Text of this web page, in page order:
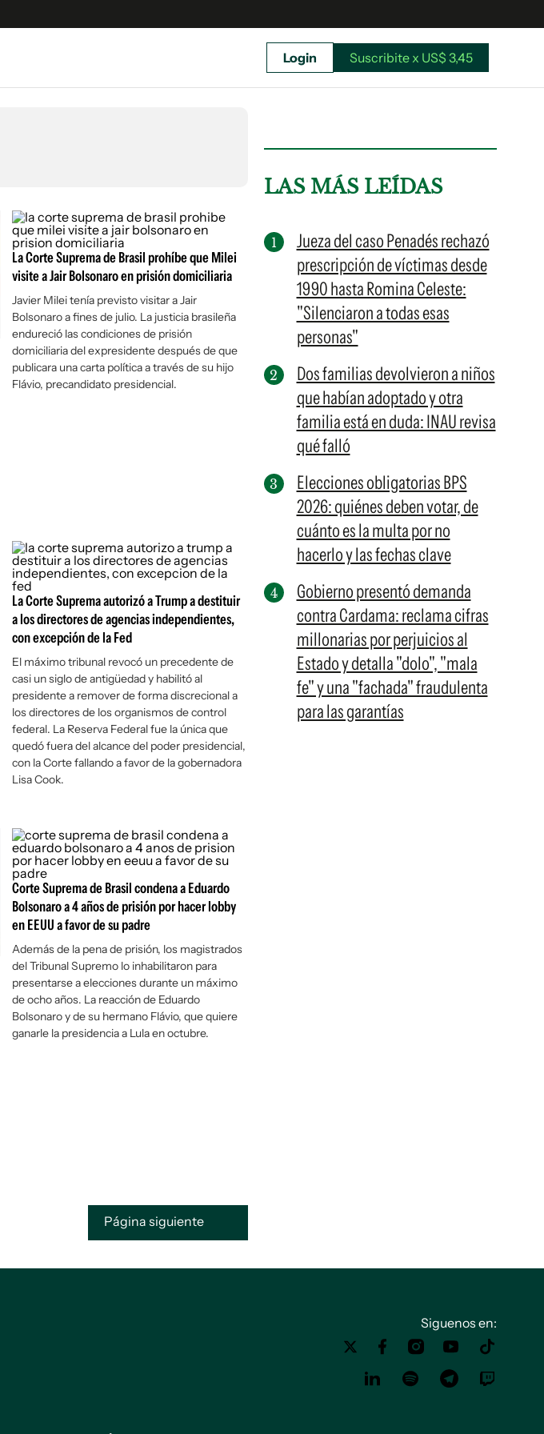
Suscribite x US$ 3,45
Login Suscribite x US$ 3,45
La Corte Suprema de Brasil prohíbe que Milei
visite a Jair Bolsonaro en prisión domiciliaria
Javier Milei tenía previsto visitar a Jair
Bolsonaro a fines de julio. La justicia brasileña
endureció las condiciones de prisión
domiciliaria del expresidente después de que
publicara una carta política a través de su hijo
Flávio, precandidato presidencial.
La Corte Suprema autorizó a Trump a destituir
a los directores de agencias independientes,
con excepción de la Fed
El máximo tribunal revocó un precedente de
casi un siglo de antigüedad y habilitó al
presidente a remover de forma discrecional a
los directores de los organismos de control
federal. La Reserva Federal fue la única que
quedó fuera del alcance del poder presidencial,
con la Corte fallando a favor de la gobernadora
Lisa Cook.
Corte Suprema de Brasil condena a Eduardo
Bolsonaro a 4 años de prisión por hacer lobby
en EEUU a favor de su padre
Además de la pena de prisión, los magistrados
del Tribunal Supremo lo inhabilitaron para
presentarse a elecciones durante un máximo
de ocho años. La reacción de Eduardo
Bolsonaro y de su hermano Flávio, que quiere
ganarle la presidencia a Lula en octubre.
Página siguiente
LAS MÁS LEÍDAS
Jueza del caso Penadés rechazó
prescripción de víctimas desde
1990 hasta Romina Celeste:
"Silenciaron a todas esas
personas"
Dos familias devolvieron a niños
que habían adoptado y otra
familia está en duda: INAU revisa
qué falló
Elecciones obligatorias BPS
2026: quiénes deben votar, de
cuánto es la multa por no
hacerlo y las fechas clave
Gobierno presentó demanda
contra Cardama: reclama cifras
millonarias por perjuicios al
Estado y detalla "dolo", "mala
fe" y una "fachada" fraudulenta
para las garantías
Siguenos en: